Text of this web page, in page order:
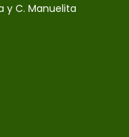
y C. Manuelita